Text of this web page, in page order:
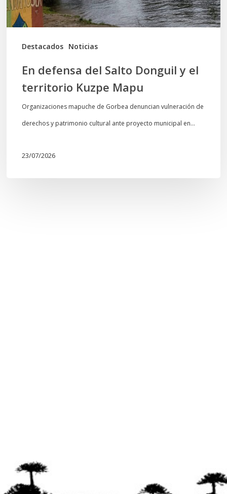
Destacados Noticias
territorio
Kuzpe
Mapu
En defensa del Salto Donguil y el
territorio Kuzpe Mapu
Organizaciones mapuche de Gorbea denuncian vulneración de
derechos y patrimonio cultural ante proyecto municipal en…
23/07/2026